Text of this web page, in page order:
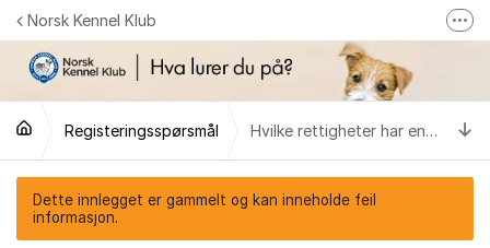
Gå til innhold
Norsk Kennel Klub
Følg oss på Facebook
Følg oss på Instagram
NKK-butikken
Tilbake til NKKs nettsider
Registeringsspørsmål Hvilke rettigheter har en medeier av hund?
Dette innlegget er gammelt og kan inneholde feil
informasjon.